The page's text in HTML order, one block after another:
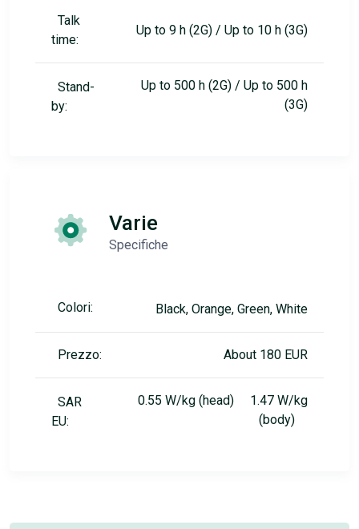
Talk
time:
Up to 9 h (2G) / Up to 10 h (3G)
Stand-
by:
Up to 500 h (2G) / Up to 500 h
(3G)
Varie
Specifiche
Colori: Black, Orange, Green, White
Prezzo: About 180 EUR
SAR
EU:
0.55 W/kg (head) 1.47 W/kg
(body)